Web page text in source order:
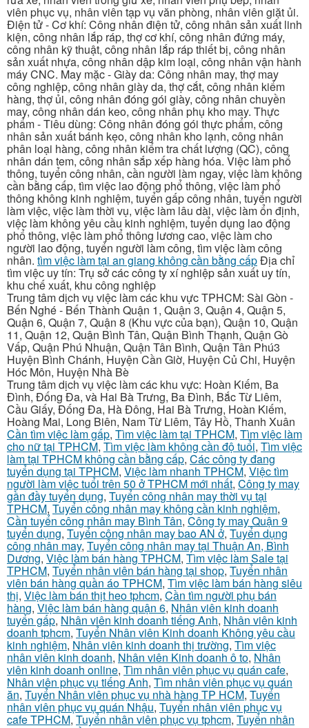
viên phục vụ, nhân viên tạp vụ văn phòng, nhân viên giặt ủi.
Điện tử - Cơ khí: Công nhân điện tử, công nhân sản xuất linh
kiện, công nhân lắp ráp, thợ cơ khí, công nhân đứng máy,
công nhân kỹ thuật, công nhân lắp ráp thiết bị, công nhân
sản xuất nhựa, công nhân dập kim loại, công nhân vận hành
máy CNC. May mặc - Giày da: Công nhân may, thợ may
công nghiệp, công nhân giày da, thợ cắt, công nhân kiểm
hàng, thợ ủi, công nhân đóng gói giày, công nhân chuyền
may, công nhân dán keo, công nhân phụ kho may. Thực
phẩm - Tiêu dùng: Công nhân đóng gói thực phẩm, công
nhân sản xuất bánh kẹo, công nhân kho lạnh, công nhân
phân loại hàng, công nhân kiểm tra chất lượng (QC), công
nhân dán tem, công nhân sắp xếp hàng hóa. Việc làm phổ
thông, tuyển công nhân, cần người làm ngay, việc làm không
cần bằng cấp, tìm việc lao động phổ thông, việc làm phổ
thông không kinh nghiệm, tuyển gấp công nhân, tuyển người
làm việc, việc làm thời vụ, việc làm lâu dài, việc làm ổn định,
việc làm không yêu cầu kinh nghiệm, tuyển dụng lao động
phổ thông, việc làm phổ thông lương cao, việc làm cho
người lao động, tuyển người làm công, tìm việc làm công
nhân. tìm việc làm tại an giang không cần bằng cấpĐịa chỉ
tìm việc uy tín: Trụ sở các công ty xí nghiệp sản xuất uy tín,
khu chế xuất, khu công nghiệp
Trung tâm dịch vụ việc làm các khu vực TPHCM: Sài Gòn -
Bến Nghé - Bến Thành Quận 1, Quận 3, Quận 4, Quận 5,
Quận 6, Quận 7, Quận 8 (Khu vực của bạn), Quận 10, Quận
11, Quận 12, Quận Bình Tân, Quận Bình Thạnh, Quận Gò
Vấp, Quận Phú Nhuận, Quận Tân Bình, Quận Tân Phú3
Huyện Bình Chánh, Huyện Cần Giờ, Huyện Củ Chi, Huyện
Hóc Môn, Huyện Nhà Bè
Trung tâm dịch vụ việc làm các khu vực: Hoàn Kiếm, Ba
Đình, Đống Đa, và Hai Bà Trưng, Ba Đình, Bắc Từ Liêm,
Cầu Giấy, Đống Đa, Hà Đông, Hai Bà Trưng, Hoàn Kiếm,
Hoàng Mai, Long Biên, Nam Từ Liêm, Tây Hồ, Thanh Xuân
Cần tìm việc làm gấp, Tìm việc làm tại TPHCM, Tìm việc làm
cho nữ tại TPHCM, Tìm việc làm không cần độ tuổi, Tìm việc
làm tại TPHCM không cần bằng cấp, Các công ty đang
tuyển dụng tại TPHCM, Việc làm nhanh TPHCM, Việc tìm
người làm việc tuổi trên 50 ở TPHCM mới nhất, Công ty may
gần đầy tuyển dụng, Tuyển công nhân may thời vụ tại
TPHCM, Tuyển công nhân may không cần kinh nghiệm,
Cần tuyển công nhân may Bình Tân, Công ty may Quận 9
tuyển dụng, Tuyển công nhân may bao AN ở, Tuyển dụng
công nhân may, Tuyển công nhân may tại Thuận An, Bình
Dương, Việc làm bán hàng TPHCM, Tìm việc làm Sale tại
TPHCM, Tuyển nhân viên bán hàng tại shop, Tuyển nhân
viên bán hàng quần áo TPHCM, Tìm việc làm bán hàng siêu
thị, Việc làm bán thịt heo tphcm, Cần tìm người phụ bán
hàng, Việc làm bán hàng quận 6, Nhân viên kinh doanh
tuyển gấp, Nhân viên kinh doanh tiếng Anh, Nhân viên kinh
doanh tphcm, Tuyển Nhân viên Kinh doanh Không yêu cầu
kinh nghiệm, Nhân viên kinh doanh thị trường, Tìm việc
nhân viên kinh doanh, Nhân viên Kinh doanh ô to, Nhân
viên kinh doanh online, Tìm nhân viên phục vụ quán cafe,
Nhân viên phục vụ tiếng Anh, Tìm nhân viên phục vụ quán
ăn, Tuyển Nhân viên phục vụ nhà hàng TP HCM, Tuyển
nhân viên phục vụ quán Nhậu, Tuyển nhân viên phục vụ
cafe TPHCM, Tuyển nhân viên phục vụ tphcm, Tuyển nhân